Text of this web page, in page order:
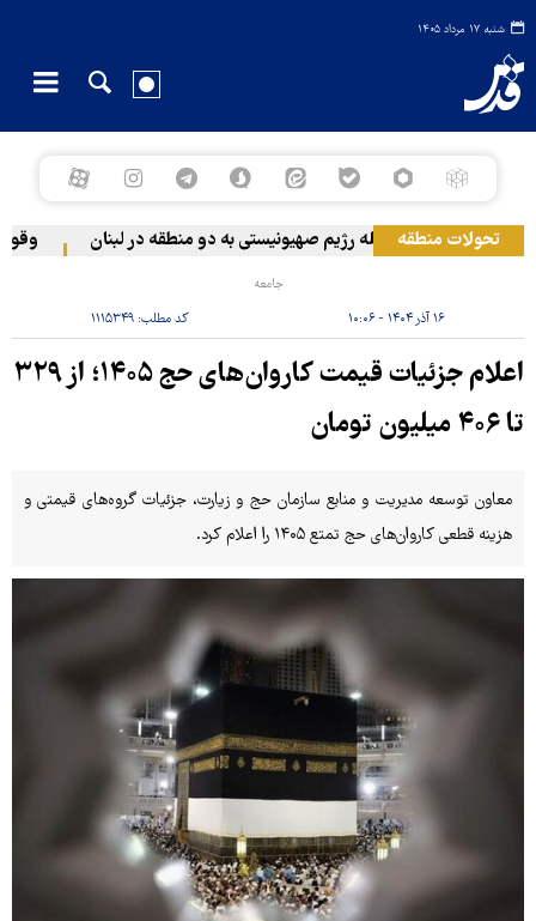
شنبه ۱۷ مرداد ۱۴۰۵
تحولات منطقهحمله رژیم صهیونیستی به دو منطقه در لبنان وقوع
جامعه
۱۶ آذر ۱۴۰۴ - ۱۰:۰۶ کد مطلب: ۱۱۱۵۳۴۹
اعلام جزئیات قیمت کاروان‌های حج ۱۴۰۵؛ از ۳۲۹
تا ۴۰۶ میلیون تومان
معاون توسعه مدیریت و منابع سازمان حج و زیارت، جزئیات گروه‌های قیمتی و
هزینه قطعی کاروان‌های حج تمتع ۱۴۰۵ را اعلام کرد.